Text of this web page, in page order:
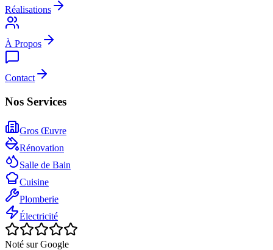
Réalisations
À Propos
Contact
Nos Services
Gros Œuvre
Rénovation
Salle de Bain
Cuisine
Plomberie
Électricité
Noté sur Google